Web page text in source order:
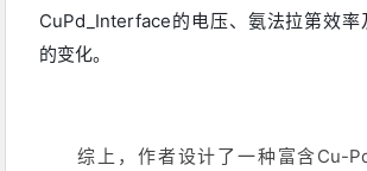
CuPd_Interface的电压、氨法拉第效率
的变化。
综上，作者设计了一种富含Cu-